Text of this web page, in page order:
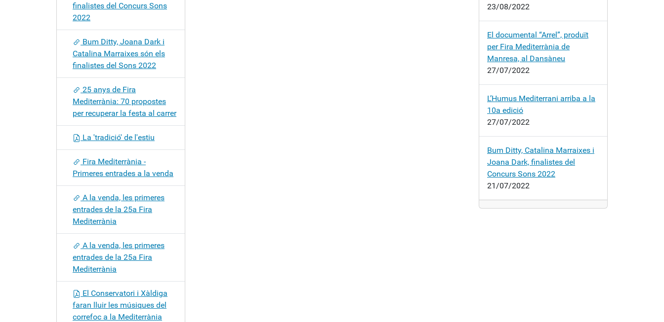
finalistes del Concurs Sons
2022
Bum Ditty, Joana Dark i
Catalina Marraixes són els
finalistes del Sons 2022
25 anys de Fira
Mediterrània: 70 propostes
per recuperar la festa al carrer
La 'tradició' de l'estiu
Fira Mediterrània -
Primeres entrades a la venda
A la venda, les primeres
entrades de la 25a Fira
Mediterrània
A la venda, les primeres
entrades de la 25a Fira
Mediterrània
El Conservatori i Xàldiga
faran lluir les músiques del
correfoc a la Mediterrània
23/08/2022
El documental “Arrel”, produït
per Fira Mediterrània de
Manresa, al Dansàneu
27/07/2022
L’Humus Mediterrani arriba a la
10a edició
27/07/2022
Bum Ditty, Catalina Marraixes i
Joana Dark, finalistes del
Concurs Sons 2022
21/07/2022